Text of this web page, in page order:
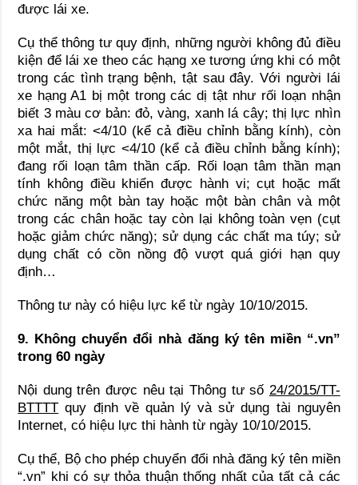
được lái xe.
Cụ thể thông tư quy định, những người không đủ điều
kiện để lái xe theo các hạng xe tương ứng khi có một
trong các tình trạng bệnh, tật sau đây. Với người lái
xe hạng A1 bị một trong các dị tật như rối loạn nhận
biết 3 màu cơ bản: đỏ, vàng, xanh lá cây; thị lực nhìn
xa hai mắt: <4/10 (kể cả điều chỉnh bằng kính), còn
một mắt, thị lực <4/10 (kể cả điều chỉnh bằng kính);
đang rối loạn tâm thần cấp. Rối loạn tâm thần mạn
tính không điều khiển được hành vi; cụt hoặc mất
chức năng một bàn tay hoặc một bàn chân và một
trong các chân hoặc tay còn lại không toàn vẹn (cụt
hoặc giảm chức năng); sử dụng các chất ma túy; sử
dụng chất có cồn nồng độ vượt quá giới hạn quy
định…
Thông tư này có hiệu lực kể từ ngày 10/10/2015.
9. Không chuyển đổi nhà đăng ký tên miền “.vn”
trong 60 ngày
Nội dung trên được nêu tại Thông tư số 24/2015/TT-
BTTTT quy định về quản lý và sử dụng tài nguyên
Internet, có hiệu lực thi hành từ ngày 10/10/2015.
Cụ thể, Bộ cho phép chuyển đổi nhà đăng ký tên miền
“.vn” khi có sự thỏa thuận thống nhất của tất cả các